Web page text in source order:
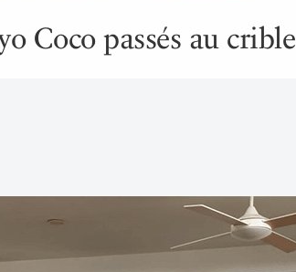
Coco passés au crible